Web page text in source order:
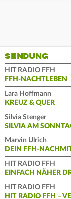
SENDUNG
HIT RADIO FFH
FFH-NACHTLEBEN
Lara Hoffmann
KREUZ & QUER
Silvia Stenger
SILVIA AM
Marvin Ulrich
DEIN FFH-
HIT RADIO FFH
EINFACH NÄHER
HIT RADIO FFH
HIT RADIO FFH –